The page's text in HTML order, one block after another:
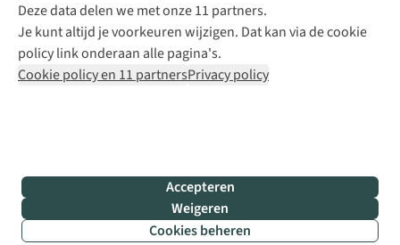
Deze data delen we met onze 11 partners.
Je kunt altijd je voorkeuren wijzigen. Dat kan via de cookie
policy link onderaan alle pagina's.
Cookie policy en 11 partnersPrivacy policy
Accepteren
Weigeren
Cookies beheren
Bever
B.V.